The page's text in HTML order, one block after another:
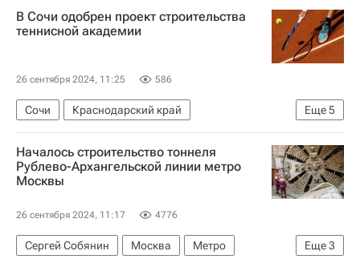
В Сочи одобрен проект строительства
теннисной академии
26 сентября 2024, 11:25 586
Еще5
Сочи
Краснодарский край
Вениамин Кондратьев
Елена Веснина
Спортивные объекты
Строительство
Инфраструктура
Началось строительство тоннеля
Рублево-Архангельской линии метро
Москвы
26 сентября 2024, 11:17 4776
Еще3
Сергей Собянин Москва
Метро